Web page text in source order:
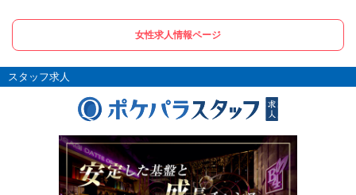
女性求人情報ページ
スタッフ求人